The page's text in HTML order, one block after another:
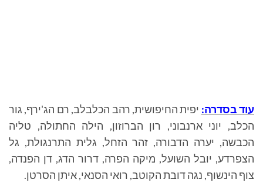
עוד בסדרה: יפית החיפושית, רהב הכלבלב, רם הג'ירף, גור
הכלב, יוני ארנבוני, רון הברוזון, הילה החתולה, טליה
הכבשה, יערה הדבורה, זהר הזחל, גלית התרנגולת, גל
הצפרדע, יובל השועל, מיקה הפרה, דרור הדג, דן הפנדה,
צוף הינשוף, נגה דובת הקוטב, רואי הסנאי, איתן הסרטן.